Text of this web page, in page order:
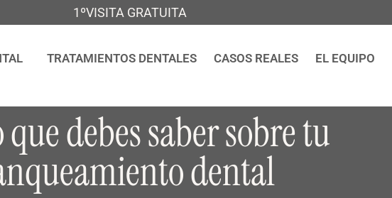
1ºVISITA GRATUITA
TRATAMIENTOS DENTALES CASOS REALES EL EQUIPO
debes saber sobre tu
dental